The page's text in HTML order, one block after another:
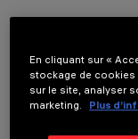
Il est nécessaire de
le produit:
En cliquant sur «
stockage de cookies
sur le site, analyser
marketing.
Plus